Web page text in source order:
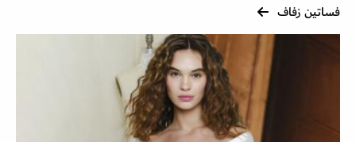
فساتين زفاف